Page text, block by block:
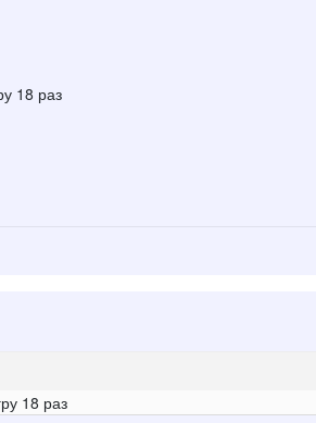
18 раз
18 раз